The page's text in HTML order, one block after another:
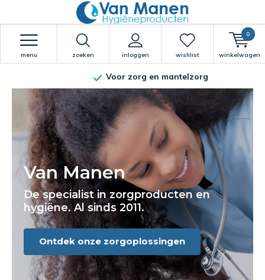
zoeken inloggen
menu wishlist winkelwagen
0
Voor zorg en mantelzorg
Van Manen
De specialist in zorgproducten en
hygiëne. Al sinds 2011.
Ontdek onze zorgoplossingen